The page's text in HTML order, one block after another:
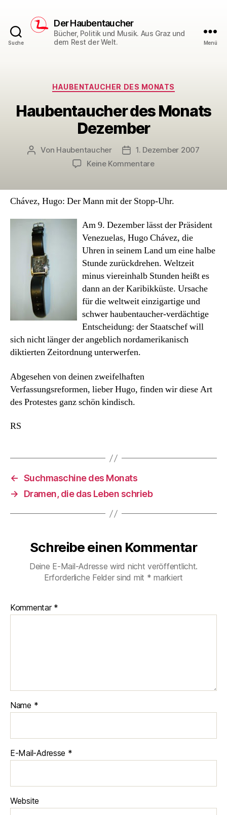
Suche
Der Haubentaucher
Bücher, Politik und Musik. Aus Graz und
dem Rest der Welt.
Menü
Kategorien
HAUBENTAUCHER DES MONATS
Haubentaucher des Monats
Dezember
Beitragsautor
Von Haubentaucher Veröffentlichungsdatum
1. Dezember 2007
Keine Kommentarezu
Monats
Chávez, Hugo: Der Mann mit der Stopp-Uhr.
Am 9. Dezember lässt der Präsident
Venezuelas, Hugo Chávez, die
Uhren in seinem Land um eine halbe
Stunde zurückdrehen. Weltzeit
minus viereinhalb Stunden heißt es
dann an der Karibikküste. Ursache
für die weltweit einzigartige und
schwer haubentaucher-verdächtige
Entscheidung: der Staatschef will
sich nicht länger der angeblich nordamerikanisch
diktierten Zeitordnung unterwerfen.
Abgesehen von deinen zweifelhaften
Verfassungsreformen, lieber Hugo, finden wir diese Art
des Protestes ganz schön kindisch.
RS
← Suchmaschine des Monats
→
Dramen, die das Leben schrieb
Schreibe einen Kommentar
Deine E-Mail-Adresse wird nicht veröffentlicht.
Erforderliche Felder sind mit * markiert
Kommentar *
Name *
E-Mail-Adresse *
Website